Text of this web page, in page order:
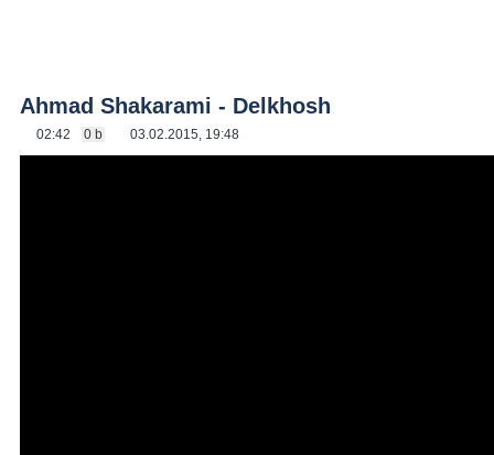
Ahmad Shakarami - Delkhosh
02:42 0 b 03.02.2015, 19:48